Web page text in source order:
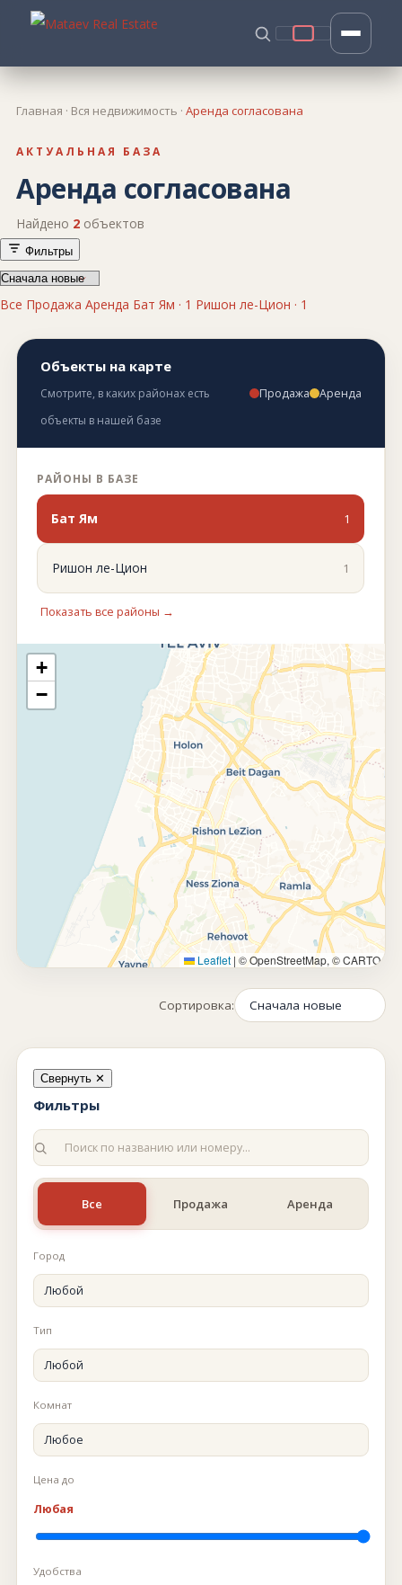
Главная · Вся недвижимость · Аренда согласована
АКТУАЛЬНАЯ БАЗА
Аренда согласована
Найдено 2 объектов
Фильтры
Все Продажа Аренда Бат Ям · 1 Ришон ле-Цион · 1
Объекты на карте
Смотрите, в каких районах есть
объекты в нашей базе
Продажа Аренда
РАЙОНЫ В БАЗЕ
Бат Ям 1
Ришон ле-Цион 1
Показать все районы →
+
−
Leaflet | © OpenStreetMap, © CARTO
Сортировка:
Свернуть ✕
Фильтры
Все Продажа Аренда
Город
Тип
Комнат
Цена до
Любая
Удобства